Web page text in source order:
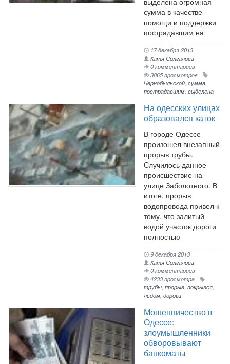
сумма в качестве
помощи и поддержки
пострадавшим на
17 декабря 2013
Катя Солгалова
0 комментариев
3865 просмотров
Чернобыльской сумма
пострадавшим выделена
На одесских улицах
образовался каток
В городе Одессе
произошел внезапный
прорыв трубы.
Случилось данное
происшествие на
улице Заболотного. В
итоге, прорыв
водопровода привел к
тому, что залитый
водой участок дороги
полностью
9 декабря 2013
Катя Солгалова
0 комментариев
4233 просмотра
трубы прорыв покрылся
льдом дороги
Мошенничество в
Одессе:
злоумышленники
обворовывают
банкоматы